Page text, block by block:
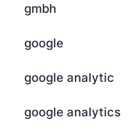
gmbh
google
google analytic
google analytics